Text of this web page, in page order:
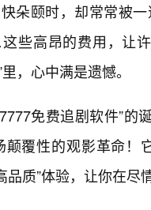
朵颐时，却常常被一
高昂的费用，让
，心中满是遗憾。
免费追剧软件”的
覆性的观影革命！
品质”体验，让你在尽